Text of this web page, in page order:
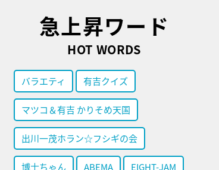
急上昇ワード
HOT WORDS
バラエティ 有吉クイズ
マツコ＆有吉 かりそめ天国
出川一茂ホラン☆フシギの会
博士ちゃん ABEMA EIGHT-JAM